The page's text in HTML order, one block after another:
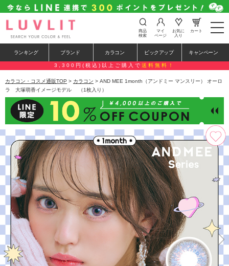
t
o
e
n
a
a
i
o
n
商品
検索
マイ
ページ
お気に
入り
カート
ランキング ブランド カラコン ピックアップ キャンペーン
3,300円(税込)以上ご購入で 送料無料！
カラコン・コスメ通販TOP > カラコン > AND MEE 1month（アンドミー マンスリー） オーロ
ラ 大塚萌香イメージモデル （1枚入り）